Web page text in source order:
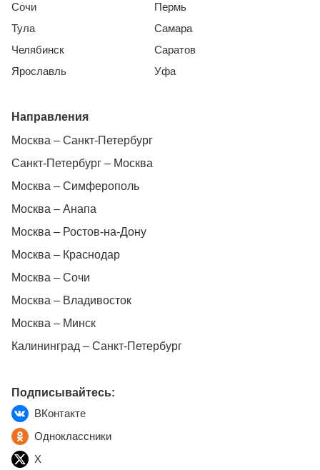
Сочи
Тула
Челябинск
Ярославль
Пермь
Самара
Саратов
Уфа
Направления
Москва – Санкт-Петербург
Санкт-Петербург – Москва
Москва – Симферополь
Москва – Анапа
Москва – Ростов-на-Дону
Москва – Краснодар
Москва – Сочи
Москва – Владивосток
Москва – Минск
Калининград – Санкт-Петербург
Подписывайтесь:
ВКонтакте
Одноклассники
X